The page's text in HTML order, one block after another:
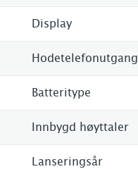
Display
Hodetelefonutgang
Batteritype
Innbygd høyttaler
Lanseringsår